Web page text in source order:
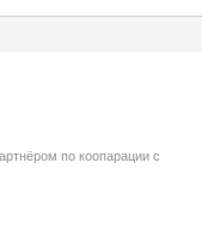
по коопарации с